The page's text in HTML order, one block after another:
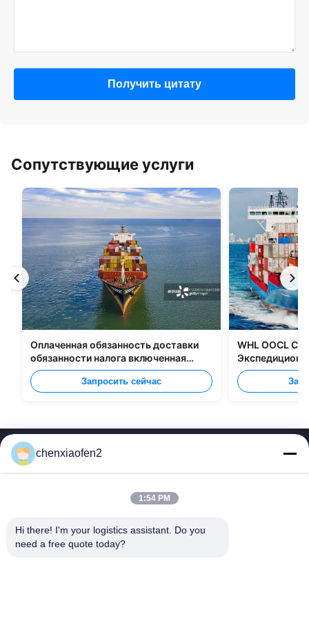
Получить цитату
Сопутствующие услуги
Оплаченная обязанность доставки
обязанности налога включенная
грузящ все типы упаковки
Запросить сейчас
WHL OOCL
перевозке
Быстрые
Свяжитесь с нами
chenxiaofen2
1:54 PM
Hi there! I'm your logistics assistant. Do you
need a free quote today?